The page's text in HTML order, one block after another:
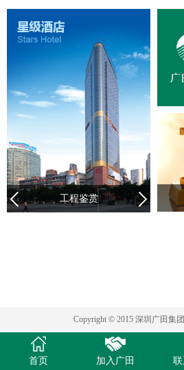
工程鉴赏
Copyright © 2015 深圳广田集
首页 加入广田 联